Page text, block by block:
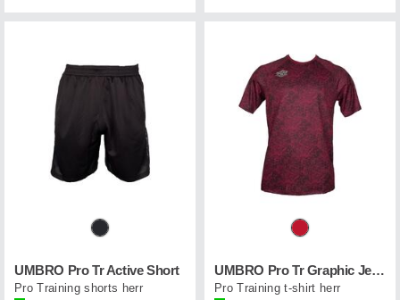
UMBRO Pro Tr Active Short
Pro Training shorts herr
UMBRO Pro Tr Graphic Jersey
Pro Training t-shirt herr